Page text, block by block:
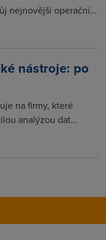
nejnovější operační...
nástroje: po
na firmy, které
analýzou dat...